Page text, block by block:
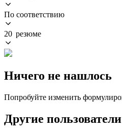
По соответствию
20 резюме
Ничего не нашлось
Попробуйте изменить
Другие